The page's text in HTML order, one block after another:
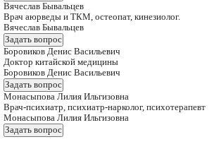
Вячеслав Бывальцев
Врач аюрведы и ТКМ, остеопат, кинезиолог.
Вячеслав Бывальцев
Задать вопрос
Боровиков Денис Васильевич
Доктор китайской медицины
Боровиков Денис Васильевич
Задать вопрос
Монасыпова Лилия Ильгизовна
Врач-психиатр, психиатр-нарколог, психотерапевт
Монасыпова Лилия Ильгизовна
Задать вопрос